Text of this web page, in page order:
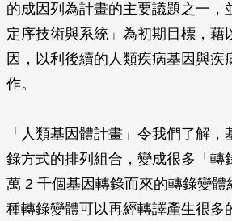
的成因列為計畫的主要議題之一，
定序技術與系統」為初期目標，藉
因，以利後續的人類疾病基因與疾
作。
「人類基因體計畫」令我們了解
錄方式的排列組合，變成很多「轉
萬 2 千個基因轉錄而來的轉錄變體
種轉錄變體可以再經轉譯產生很多